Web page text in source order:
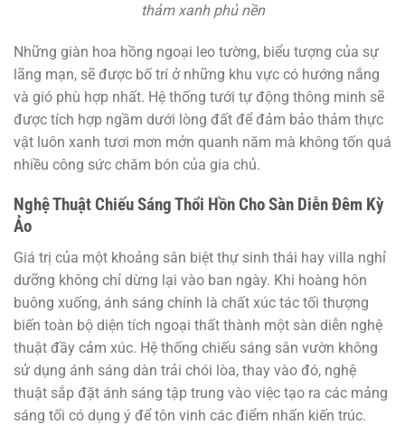
thảm xanh phủ nền
Những giàn hoa hồng ngoại leo tường, biểu tượng của sự
lãng mạn, sẽ được bố trí ở những khu vực có hướng nắng
và gió phù hợp nhất. Hệ thống tưới tự động thông minh sẽ
được tích hợp ngầm dưới lòng đất để đảm bảo thảm thực
vật luôn xanh tươi mơn mởn quanh năm mà không tốn quá
nhiều công sức chăm bón của gia chủ.
Nghệ Thuật Chiếu Sáng Thổi Hồn Cho Sàn Diễn Đêm Kỳ
Ảo
Giá trị của một khoảng sân biệt thự sinh thái hay villa nghỉ
dưỡng không chỉ dừng lại vào ban ngày. Khi hoàng hôn
buông xuống, ánh sáng chính là chất xúc tác tối thượng
biến toàn bộ diện tích ngoại thất thành một sàn diễn nghệ
thuật đầy cảm xúc. Hệ thống chiếu sáng sân vườn không
sử dụng ánh sáng dàn trải chói lòa, thay vào đó, nghệ
thuật sắp đặt ánh sáng tập trung vào việc tạo ra các mảng
sáng tối có dụng ý để tôn vinh các điểm nhấn kiến trúc.